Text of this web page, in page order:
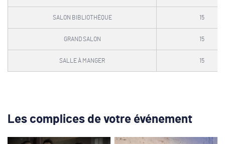
SALON BIBLIOTHÈQUE 15
GRAND SALON 15
SALLE À MANGER 15
Les complices de votre événement